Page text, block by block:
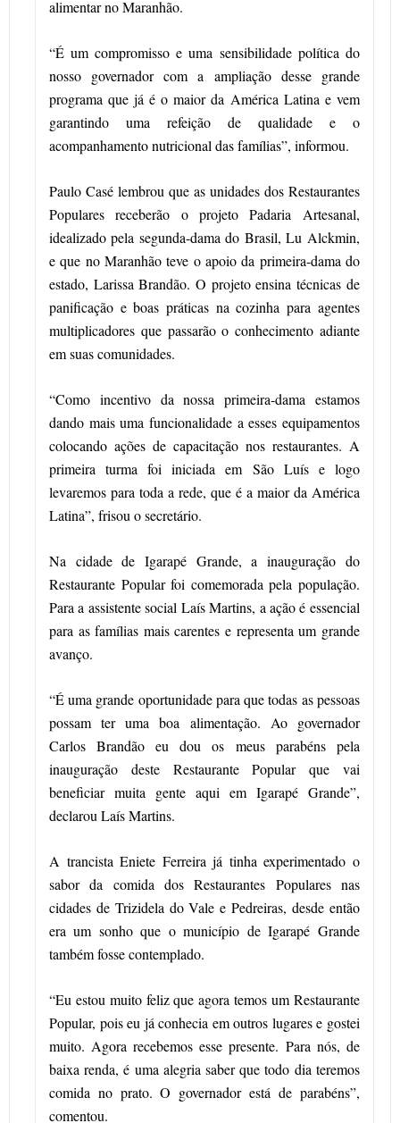
alimentar no Maranhão.
“É um compromisso e uma sensibilidade política do
nosso governador com a ampliação desse grande
programa que já é o maior da América Latina e vem
garantindo uma refeição de qualidade e o
acompanhamento nutricional das famílias”, informou.
Paulo Casé lembrou que as unidades dos Restaurantes
Populares receberão o projeto Padaria Artesanal,
idealizado pela segunda-dama do Brasil, Lu Alckmin,
e que no Maranhão teve o apoio da primeira-dama do
estado, Larissa Brandão. O projeto ensina técnicas de
panificação e boas práticas na cozinha para agentes
multiplicadores que passarão o conhecimento adiante
em suas comunidades.
“Como incentivo da nossa primeira-dama estamos
dando mais uma funcionalidade a esses equipamentos
colocando ações de capacitação nos restaurantes. A
primeira turma foi iniciada em São Luís e logo
levaremos para toda a rede, que é a maior da América
Latina”, frisou o secretário.
Na cidade de Igarapé Grande, a inauguração do
Restaurante Popular foi comemorada pela população.
Para a assistente social Laís Martins, a ação é essencial
para as famílias mais carentes e representa um grande
avanço.
“É uma grande oportunidade para que todas as pessoas
possam ter uma boa alimentação. Ao governador
Carlos Brandão eu dou os meus parabéns pela
inauguração deste Restaurante Popular que vai
beneficiar muita gente aqui em Igarapé Grande”,
declarou Laís Martins.
A trancista Eniete Ferreira já tinha experimentado o
sabor da comida dos Restaurantes Populares nas
cidades de Trizidela do Vale e Pedreiras, desde então
era um sonho que o município de Igarapé Grande
também fosse contemplado.
“Eu estou muito feliz que agora temos um Restaurante
Popular, pois eu já conhecia em outros lugares e gostei
muito. Agora recebemos esse presente. Para nós, de
baixa renda, é uma alegria saber que todo dia teremos
comida no prato. O governador está de parabéns”,
comentou.